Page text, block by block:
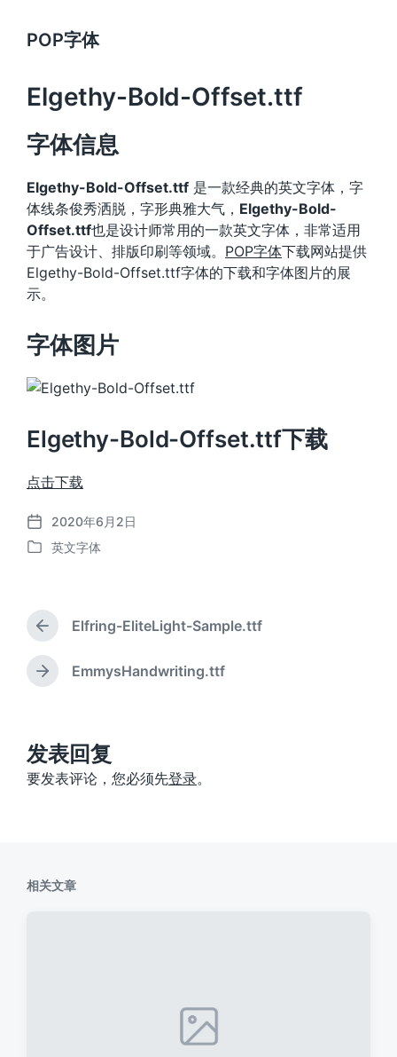
POP字体
Elgethy-Bold-Offset.ttf
字体信息
Elgethy-Bold-Offset.ttf 是一款经典的英文字体，字
体线条俊秀洒脱，字形典雅大气， Elgethy-Bold-
Offset.ttf也是设计师常用的一款英文字体，非常适用
于广告设计、排版印刷等领域。 POP字体下载网站提供
Elgethy-Bold-Offset.ttf字体的下载和字体图片的展
示。
字体图片
Elgethy-Bold-Offset.ttf下载
点击下载
发
布
2020年6月2日
发
英文字体
上
篇
文
章
Elfring-EliteLight-Sample.ttf
下
：
EmmysHandwriting.ttf
发表回复
要发表评论，您必须先登录。
相关文章